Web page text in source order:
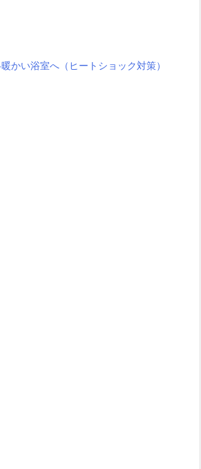
かい浴室へ（ヒートショック対策）